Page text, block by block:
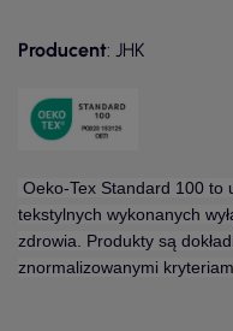
Producent: JHK
Oeko-Tex Standard 100 to
tekstylnych wykonanych
zdrowia. Produkty są
znormalizowanymi